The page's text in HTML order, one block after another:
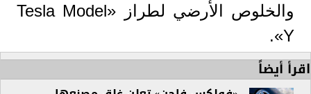
والخلوص الأرضي لطراز «Tesla Model
Y».
اقرأ أيضاً